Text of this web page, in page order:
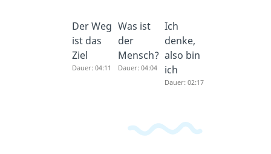
Der Weg
ist das
Ziel
Dauer: 04:11
Was ist
der
Mensch?
Dauer: 04:04
Ich
denke,
also bin
ich
Dauer: 02:17